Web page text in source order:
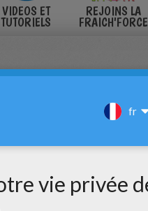
VIDÉOS ET
TUTORIELS
REJOINS LA
FRAICH'FORCE